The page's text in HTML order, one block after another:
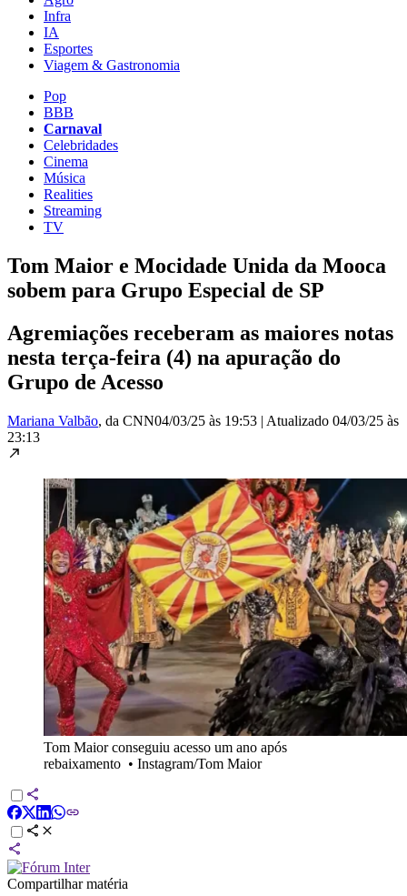
Infra
IA
Esportes
Viagem & Gastronomia
Pop
BBB
Carnaval
Celebridades
Cinema
Música
Realities
Streaming
TV
Tom Maior e Mocidade Unida da Mooca
sobem para Grupo Especial de SP
Agremiações receberam as maiores notas
nesta terça-feira (4) na apuração do
Grupo de Acesso
Mariana Valbão, da CNN04/03/25 às 19:53 | Atualizado 04/03/25 às
23:13
Tom Maior conseguiu acesso um ano após
rebaixamento • Instagram/Tom Maior
Compartilhar matéria